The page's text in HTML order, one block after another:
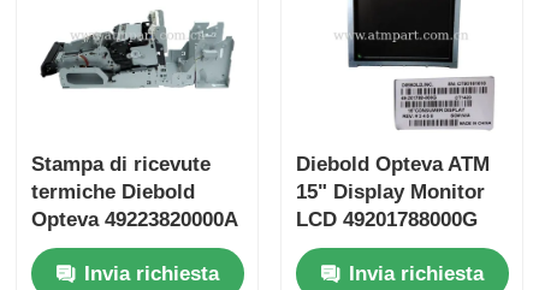
Stampa di ricevute
termiche Diebold
Opteva 49223820000A
49-223820-000A
Invia richiesta
Diebold Opteva ATM
15" Display Monitor
LCD 49201788000G
49-201788-000G
Invia richiesta